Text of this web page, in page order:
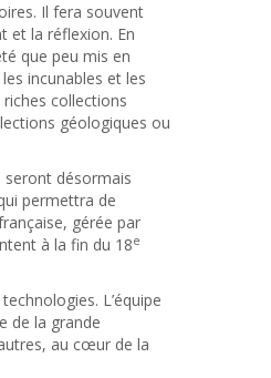
Il fera souvent
et la réflexion. En
que peu mis en
incunables et les
collections
géologiques ou
seront désormais
permettra de
gérée par
à la fin du 18e
L’équipe
de la grande
au cœur de la